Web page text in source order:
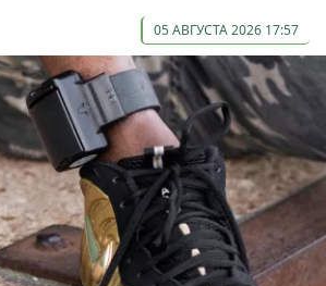
05 АВГУСТА 2026 17:57